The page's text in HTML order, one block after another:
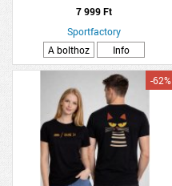
7 999 Ft
Sportfactory
A bolthoz
Info
-62%